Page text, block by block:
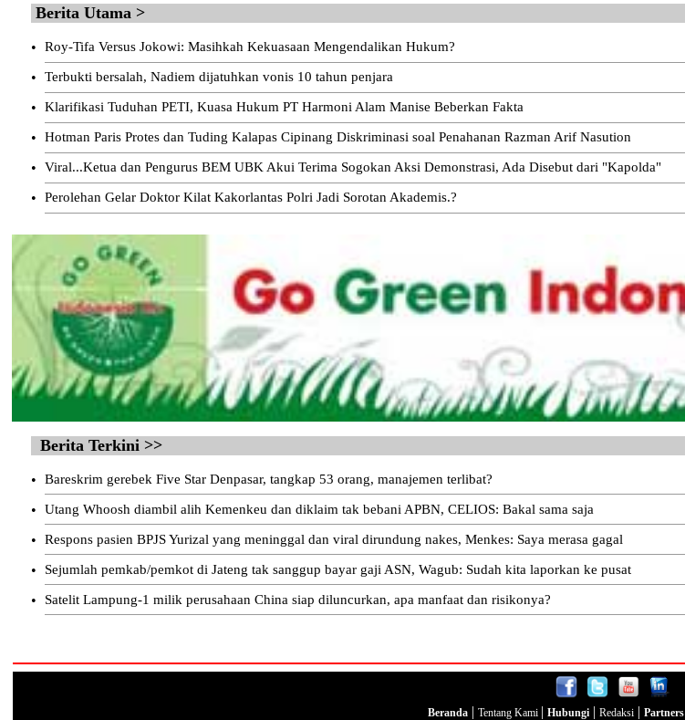
Berita Utama >
• Roy-Tifa Versus Jokowi: Masihkah Kekuasaan Mengendalikan Hukum?
• Terbukti bersalah, Nadiem dijatuhkan vonis 10 tahun penjara
• Klarifikasi Tuduhan PETI, Kuasa Hukum PT Harmoni Alam Manise Beberkan Fakta
• Hotman Paris Protes dan Tuding Kalapas Cipinang Diskriminasi soal Penahanan Razman Arif Nasution
• Viral...Ketua dan Pengurus BEM UBK Akui Terima Sogokan Aksi Demonstrasi, Ada Disebut dari "Kapolda"
• Perolehan Gelar Doktor Kilat Kakorlantas Polri Jadi Sorotan Akademis.?
Berita Terkini >>
• Bareskrim gerebek Five Star Denpasar, tangkap 53 orang, manajemen terlibat?
• Utang Whoosh diambil alih Kemenkeu dan diklaim tak bebani APBN, CELIOS: Bakal sama saja
• Respons pasien BPJS Yurizal yang meninggal dan viral dirundung nakes, Menkes: Saya merasa gagal
• Sejumlah pemkab/pemkot di Jateng tak sanggup bayar gaji ASN, Wagub: Sudah kita laporkan ke pusat
• Satelit Lampung-1 milik perusahaan China siap diluncurkan, apa manfaat dan risikonya?
Beranda | Tentang Kami | Hubungi | Redaksi | Partners